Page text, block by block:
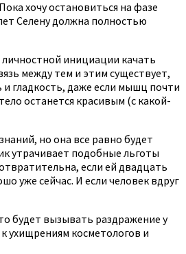
хочу остановиться на фазе
Селену должна полностью
личностной инициации качать
между тем и этим существует,
и гладкость, даже если мышц почти
останется красивым (с какой-
но она все равно будет
утрачивает подобные льготы
если ей двадцать
уже сейчас. И если человек вдруг
будет вызывать раздражение у
ухищрениям косметологов и